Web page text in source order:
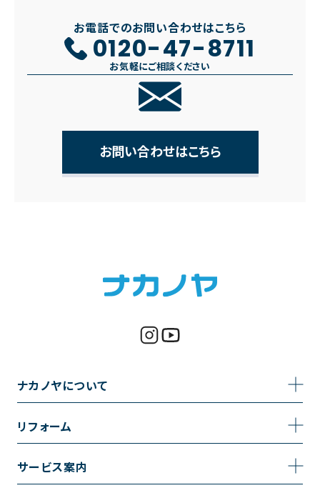
お電話でのお問い合わせはこちら
0120-47-8711
お気軽にご相談ください
お問い合わせはこちら
ナカノヤについて
事業内容
採用情報
リフォーム
トイレのリフォーム
サービス案内